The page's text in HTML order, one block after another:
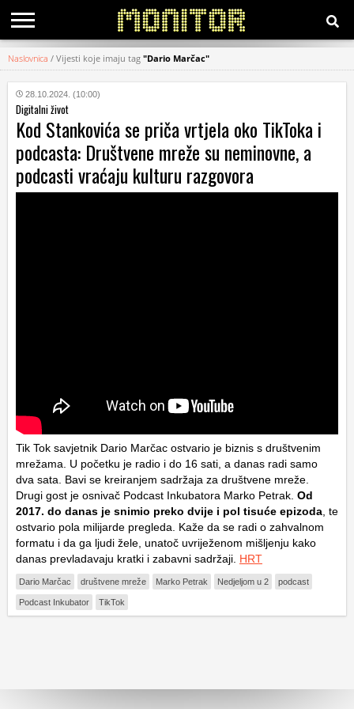
KATEGORIJE
HRVATSKI
WEB
Naslovnica / Vijesti koje imaju tag "Dario Marčac"
28.10.2024. (10:00)
Digitalni život
Kod Stankovića se priča vrtjela oko TikToka i
podcasta: Društvene mreže su neminovne, a
podcasti vraćaju kulturu razgovora
Tik Tok savjetnik Dario Marčac ostvario je biznis s društvenim
mrežama. U početku je radio i do 16 sati, a danas radi samo
dva sata. Bavi se kreiranjem sadržaja za društvene mreže.
Drugi gost je osnivač Podcast Inkubatora Marko Petrak. Od
2017. do danas je snimio preko dvije i pol tisuće epizoda , te
ostvario pola milijarde pregleda. Kaže da se radi o zahvalnom
formatu i da ga ljudi žele, unatoč uvriježenom mišljenju kako
danas prevladavaju kratki i zabavni sadržaji. HRT
Dario Marčac društvene mreže Marko Petrak Nedjeljom u 2 podcast
Podcast Inkubator TikTok